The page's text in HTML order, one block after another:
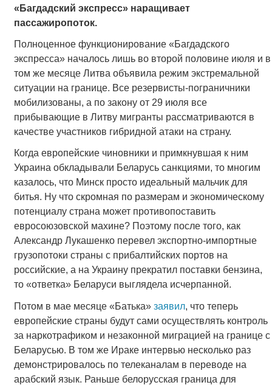
«Багдадский экспресс» наращивает
пассажиропоток.
Полноценное функционирование «Багдадского
экспресса» началось лишь во второй половине июля и в
том же месяце Литва объявила режим экстремальной
ситуации на границе. Все резервисты-пограничники
мобилизованы, а по закону от 29 июля все
прибывающие в Литву мигранты рассматриваются в
качестве участников гибридной атаки на страну.
Когда европейские чиновники и примкнувшая к ним
Украина обкладывали Беларусь санкциями, то многим
казалось, что Минск просто идеальный мальчик для
битья. Ну что скромная по размерам и экономическому
потенциалу страна может противопоставить
евросоюзовской махине? Поэтому после того, как
Александр Лукашенко перевел экспортно-импортные
грузопотоки страны с прибалтийских портов на
российские, а на Украину прекратил поставки бензина,
то «ответка» Беларуси выглядела исчерпанной.
Потом в мае месяце «Батька» заявил, что теперь
европейские страны будут сами осуществлять контроль
за наркотрафиком и незаконной миграцией на границе с
Беларусью. В том же Ираке интервью несколько раз
демонстрировалось по телеканалам в переводе на
арабский язык. Раньше белорусская граница для